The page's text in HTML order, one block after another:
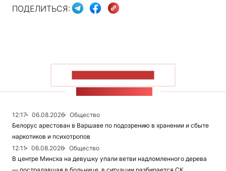
ПОДЕЛИТЬСЯ:
12:17 06.08.2026
Общество
Белорус арестован в Варшаве по подозрению в хранении и сбыте
наркотиков и психотропов
12:11
06.08.2026
Общество
В центре Минска на девушку упали ветви надломленного дерева